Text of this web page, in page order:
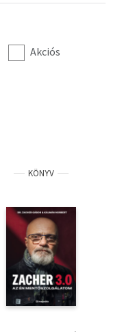
Akciós
KÖNYV